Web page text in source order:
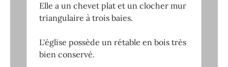
Elle a un chevet plat et un clocher mur
triangulaire à trois baies.
L'église possède un rétable en bois très
bien conservé.